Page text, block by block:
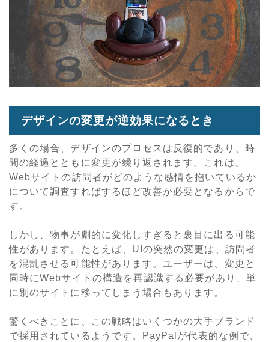
デザインの変更が逆効果になるとき
多くの場合、デザインのプロセスは反復的であり、時
間の経過とともに変更が繰り返されます。これは、
Webサイトの訪問者がどのような感情を抱いているか
について調査すればするほど改善が必要となるからで
す。
しかし、物事が劇的に変化しすぎると裏目に出る可能
性があります。たとえば、UIの突然の変更は、訪問者
を混乱させる可能性があります。ユーザーは、変更と
同時にWebサイトの構造を再認識する必要があり、単
に別のサイトに移ってしまう場合もあります。
驚くべきことに、この戦略はいくつかの大手ブランド
で採用されているようです。PayPalが代表的な例で、